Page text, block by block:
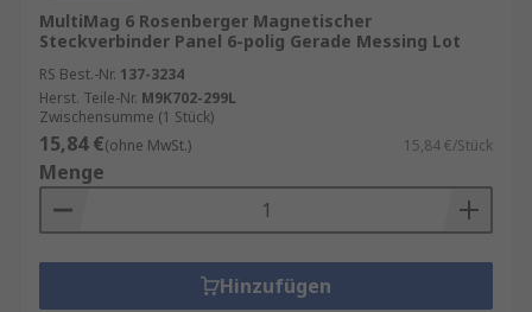
MultiMag 6 Rosenberger Magnetischer
Steckverbinder Panel 6-polig Gerade Messing Lot
RS Best.-Nr. 137-3234
Herst. Teile-Nr. M9K702-299L
Zwischensumme (1 Stück)
15,84 €(ohne MwSt.) 15,84 €/Stück
Menge
Hinzufügen